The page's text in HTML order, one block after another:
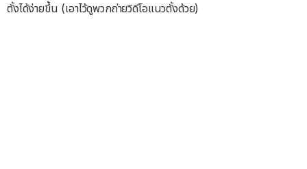
ตั้งได้ง่ายขึ้น (เอาไว้ดูพวกถ่ายวิดีโอแนวตั้งด้วย)